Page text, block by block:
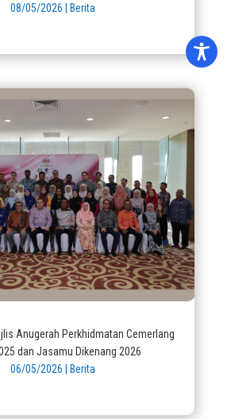
08/05/2026 Berita
Anugerah Perkhidmatan Cemerlang
dan Jasamu Dikenang 2026
06/05/2026
Berita